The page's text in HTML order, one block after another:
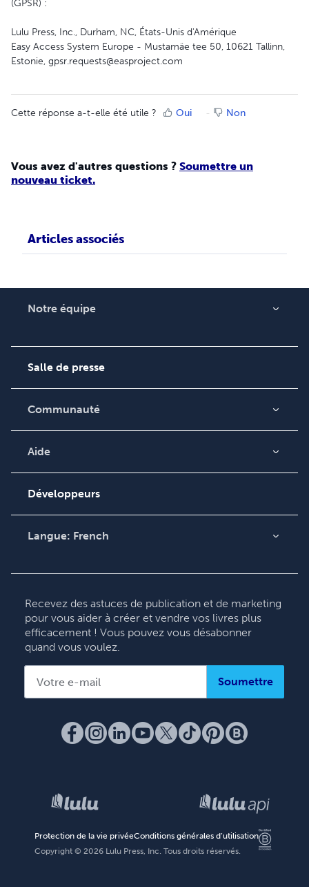
(GPSR) :
Lulu Press, Inc., Durham, NC, États-Unis d'Amérique
Easy Access System Europe - Mustamäe tee 50, 10621 Tallinn,
Estonie, gpsr.requests@easproject.com
Cette réponse a-t-elle été utile ? Oui Non
Vous avez d'autres questions ? Soumettre un
nouveau ticket.
Articles associés
Notre équipe
Carrières
Salle de presse
Communauté
Blog
Vidéos
Podcast
Aide
Recherche de
clientèle
Développeurs
Langue: French
Deutsch
Français
Italiano
Español
Recevez des astuces de publication et de marketing
pour vous aider à créer et vendre vos livres plus
efficacement ! Vous pouvez vous désabonner
quand vous voulez.
Soumettre
Protection de la vie privéeConditions générales d’utilisation
Copyright © 2026Lulu Press, Inc. Tous droits réservés.